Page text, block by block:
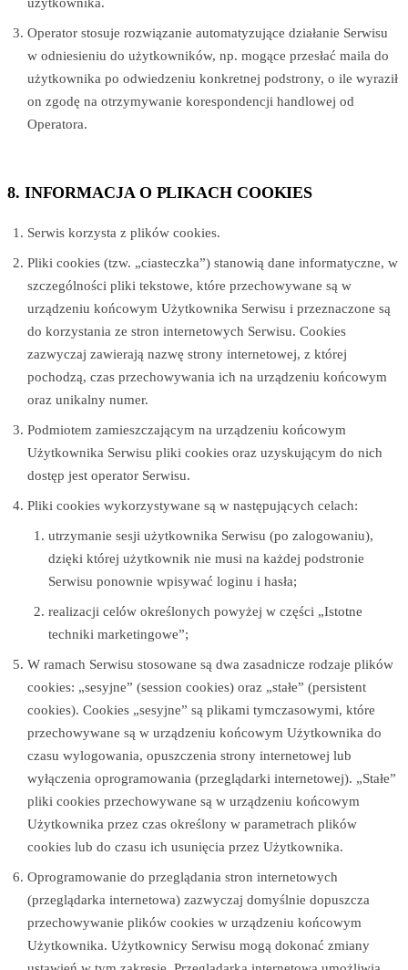
Operator stosuje rozwiązanie automatyzujące działanie Serwisu
w odniesieniu do użytkowników, np. mogące przesłać maila do
użytkownika po odwiedzeniu konkretnej podstrony, o ile wyraził
on zgodę na otrzymywanie korespondencji handlowej od
Operatora.
8. INFORMACJA O PLIKACH COOKIES
Serwis korzysta z plików cookies.
Pliki cookies (tzw. „ciasteczka”) stanowią dane informatyczne, w
szczególności pliki tekstowe, które przechowywane są w
urządzeniu końcowym Użytkownika Serwisu i przeznaczone są
do korzystania ze stron internetowych Serwisu. Cookies
zazwyczaj zawierają nazwę strony internetowej, z której
pochodzą, czas przechowywania ich na urządzeniu końcowym
oraz unikalny numer.
Podmiotem zamieszczającym na urządzeniu końcowym
Użytkownika Serwisu pliki cookies oraz uzyskującym do nich
dostęp jest operator Serwisu.
Pliki cookies wykorzystywane są w następujących celach:
utrzymanie sesji użytkownika Serwisu (po zalogowaniu),
dzięki której użytkownik nie musi na każdej podstronie
Serwisu ponownie wpisywać loginu i hasła;
realizacji celów określonych powyżej w części „Istotne
techniki marketingowe”;
W ramach Serwisu stosowane są dwa zasadnicze rodzaje plików
cookies: „sesyjne” (session cookies) oraz „stałe” (persistent
cookies). Cookies „sesyjne” są plikami tymczasowymi, które
przechowywane są w urządzeniu końcowym Użytkownika do
czasu wylogowania, opuszczenia strony internetowej lub
wyłączenia oprogramowania (przeglądarki internetowej). „Stałe”
pliki cookies przechowywane są w urządzeniu końcowym
Użytkownika przez czas określony w parametrach plików
cookies lub do czasu ich usunięcia przez Użytkownika.
Oprogramowanie do przeglądania stron internetowych
(przeglądarka internetowa) zazwyczaj domyślnie dopuszcza
przechowywanie plików cookies w urządzeniu końcowym
Użytkownika. Użytkownicy Serwisu mogą dokonać zmiany